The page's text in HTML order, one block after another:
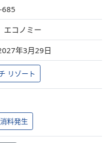
685
エコノミー
年3月29日
リゾート
料発生